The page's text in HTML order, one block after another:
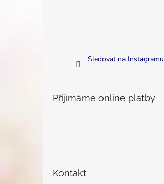
Sledovat na Instagramu
Přijímáme online platby
Kontakt